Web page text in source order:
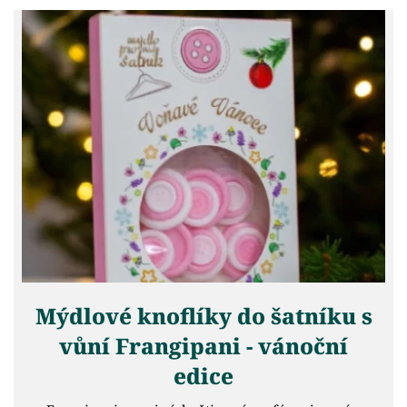
Mýdlové knoflíky do šatníku s
vůní Frangipani - vánoční
edice